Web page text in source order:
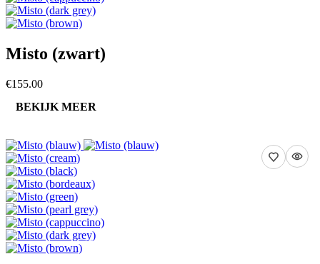
Misto (zwart)
€155.00
BEKIJK MEER